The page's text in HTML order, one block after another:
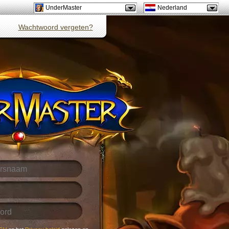
UnderMaster Nederland
Wachtwoord vergeten?